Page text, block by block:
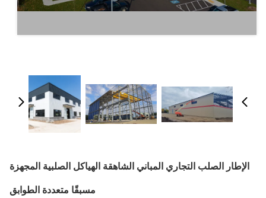
الإطار الصلب التجاري المباني الشاهقة الهياكل الصلبية المجهزة
مسبقًا متعددة الطوابق